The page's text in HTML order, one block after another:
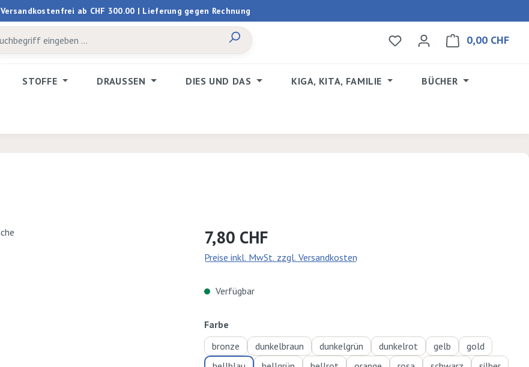
Versandkostenfrei ab CHF 300.00 | Lieferung gegen Rechnung
Du hast 0 Produkte auf
0,00 CHF
STOFFE DRAUSSEN DIES UND DAS KIGA, KITA, FAMILIE BÜCHER
Regulärer Preis:
7,80 CHF
Preise inkl. MwSt. zzgl. Versandkosten
Verfügbar
Farbe
bronze
dunkelbraun dunkelgrün dunkelrot gelb
gold